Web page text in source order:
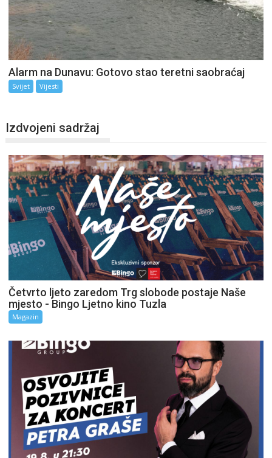
Alarm na Dunavu: Gotovo stao teretni saobraćaj
Svijet Vijesti
Izdvojeni sadržaj
Četvrto ljeto zaredom Trg slobode postaje Naše
mjesto - Bingo Ljetno kino Tuzla
Magazin